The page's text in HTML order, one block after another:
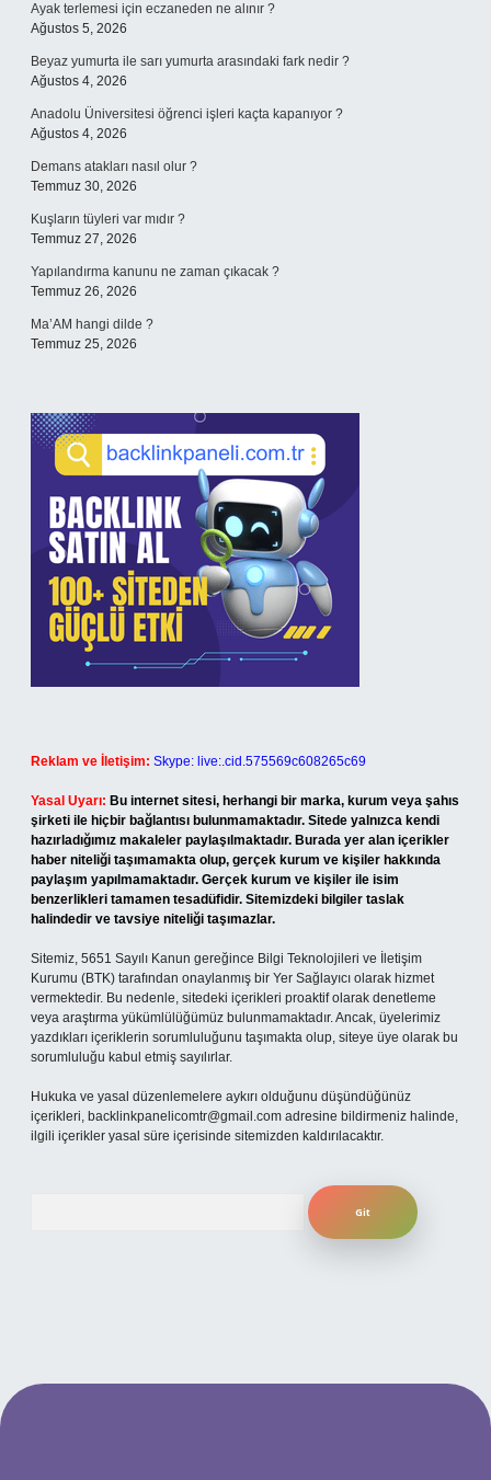
Ayak terlemesi için eczaneden ne alınır ?
Ağustos 5, 2026
Beyaz yumurta ile sarı yumurta arasındaki fark nedir ?
Ağustos 4, 2026
Anadolu Üniversitesi öğrenci işleri kaçta kapanıyor ?
Ağustos 4, 2026
Demans atakları nasıl olur ?
Temmuz 30, 2026
Kuşların tüyleri var mıdır ?
Temmuz 27, 2026
Yapılandırma kanunu ne zaman çıkacak ?
Temmuz 26, 2026
Ma’AM hangi dilde ?
Temmuz 25, 2026
Reklam ve İletişim: Skype: live:.cid.575569c608265c69
Yasal Uyarı: Bu internet sitesi, herhangi bir marka, kurum veya şahıs
şirketi ile hiçbir bağlantısı bulunmamaktadır. Sitede yalnızca kendi
hazırladığımız makaleler paylaşılmaktadır. Burada yer alan içerikler
haber niteliği taşımamakta olup, gerçek kurum ve kişiler hakkında
paylaşım yapılmamaktadır. Gerçek kurum ve kişiler ile isim
benzerlikleri tamamen tesadüfidir. Sitemizdeki bilgiler taslak
halindedir ve tavsiye niteliği taşımazlar.
Sitemiz, 5651 Sayılı Kanun gereğince Bilgi Teknolojileri ve İletişim
Kurumu (BTK) tarafından onaylanmış bir Yer Sağlayıcı olarak hizmet
vermektedir. Bu nedenle, sitedeki içerikleri proaktif olarak denetleme
veya araştırma yükümlülüğümüz bulunmamaktadır. Ancak, üyelerimiz
yazdıkları içeriklerin sorumluluğunu taşımakta olup, siteye üye olarak bu
sorumluluğu kabul etmiş sayılırlar.
Hukuka ve yasal düzenlemelere aykırı olduğunu düşündüğünüz
içerikleri, backlinkpanelicomtr@gmail.com adresine bildirmeniz halinde,
ilgili içerikler yasal süre içerisinde sitemizden kaldırılacaktır.